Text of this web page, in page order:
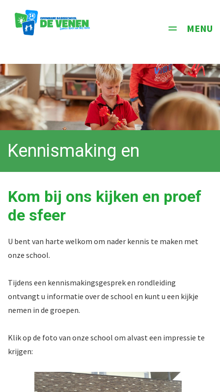
Toggle
MENU
Kennismaking en
rondleiding
Kom bij ons kijken en proef
de sfeer
U bent van harte welkom om nader kennis te maken met
onze school.
Tijdens een kennismakingsgesprek en rondleiding
ontvangt u informatie over de school en kunt u een kijkje
nemen in de groepen.
Klik op de foto van onze school om alvast een impressie te
krijgen: